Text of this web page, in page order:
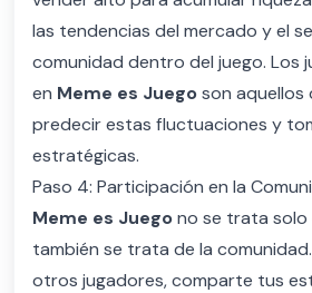
las tendencias del mercado y el
comunidad dentro del juego. Los
en Meme es Juegoson aquellos
predecir estas fluctuaciones y
estratégicas.
Paso 4: Participación en la
Meme es Juegono se trata solo
también se trata de la
otros jugadores, comparte tus